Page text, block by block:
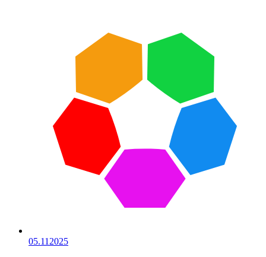
05.11 2025